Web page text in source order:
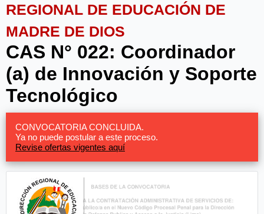
REGIONAL DE EDUCACIÓN DE
MADRE DE DIOS
CAS N° 022: Coordinador
(a) de Innovación y Soporte
Tecnológico
CONVOCATORIA CONCLUIDA.
Ya no puede postular a este proceso.
Revise ofertas vigentes aquí